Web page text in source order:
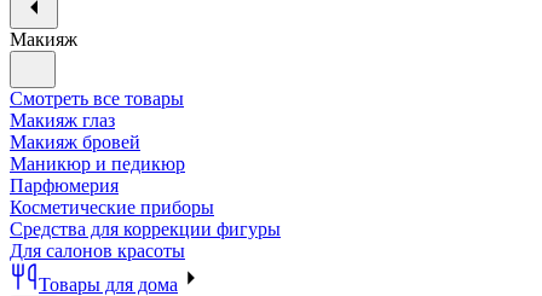
Макияж
Смотреть все товары
Макияж глаз
Макияж бровей
Маникюр и педикюр
Парфюмерия
Косметические приборы
Средства для коррекции фигуры
Для салонов красоты
Товары для дома